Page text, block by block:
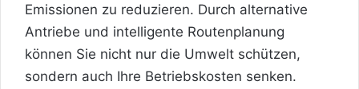
Emissionen zu reduzieren. Durch alternative
Antriebe und intelligente Routenplanung
können Sie nicht nur die Umwelt schützen,
sondern auch Ihre Betriebskosten senken.